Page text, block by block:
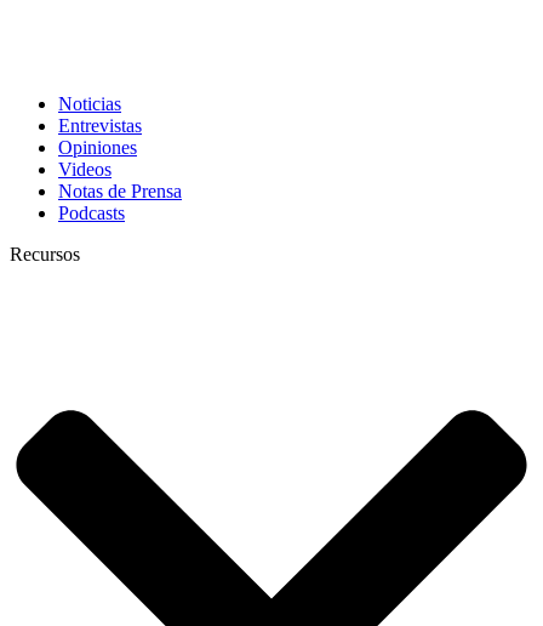
Noticias
Entrevistas
Opiniones
Videos
Notas de Prensa
Podcasts
Recursos